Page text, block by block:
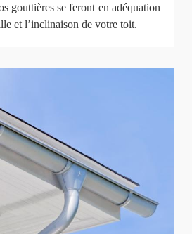
gouttières se feront en adéquation
et l’inclinaison de votre toit.